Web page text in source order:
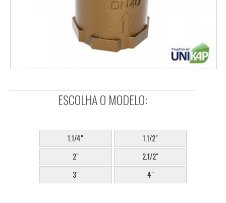
ESCOLHA O MODELO:
1.1/4"
1.1/2"
2"
2.1/2"
3"
4"